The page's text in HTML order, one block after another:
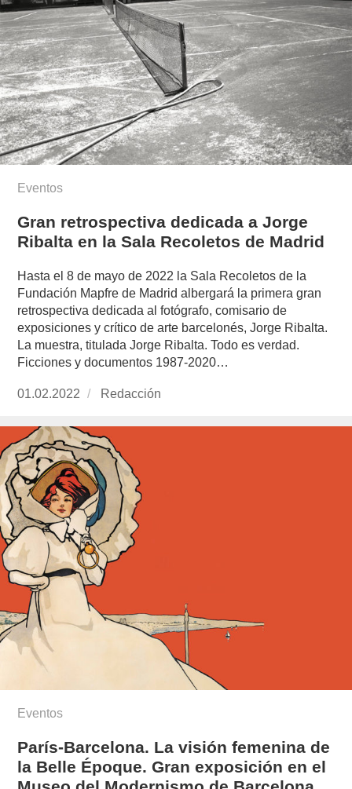
Eventos
Gran retrospectiva dedicada a Jorge
Ribalta en la Sala Recoletos de Madrid
Hasta el 8 de mayo de 2022 la Sala Recoletos de la
Fundación Mapfre de Madrid albergará la primera gran
retrospectiva dedicada al fotógrafo, comisario de
exposiciones y crítico de arte barcelonés, Jorge Ribalta.
La muestra, titulada Jorge Ribalta. Todo es verdad.
Ficciones y documentos 1987-2020…
Publicado
01.02.2022 https://www.experimenta.es/author/redaccion/
Redacción
Eventos
París-Barcelona. La visión femenina de
la Belle Époque. Gran exposición en el